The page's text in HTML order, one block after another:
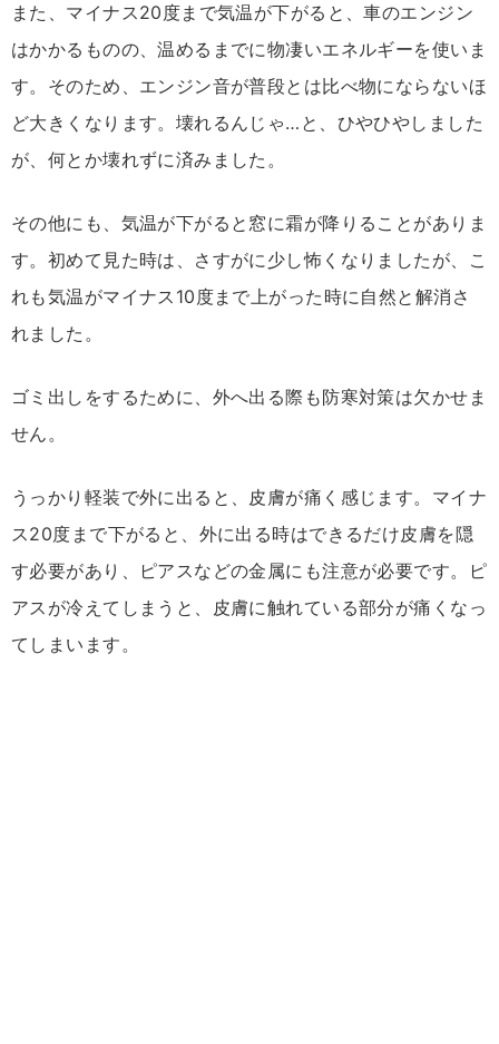
また、マイナス20度まで気温が下がると、車のエンジン
はかかるものの、温めるまでに物凄いエネルギーを使いま
す。そのため、エンジン音が普段とは比べ物にならないほ
ど大きくなります。壊れるんじゃ…と、ひやひやしました
が、何とか壊れずに済みました。
その他にも、気温が下がると窓に霜が降りることがありま
す。初めて見た時は、さすがに少し怖くなりましたが、こ
れも気温がマイナス10度まで上がった時に自然と解消さ
れました。
ゴミ出しをするために、外へ出る際も防寒対策は欠かせま
せん。
うっかり軽装で外に出ると、皮膚が痛く感じます。マイナ
ス20度まで下がると、外に出る時はできるだけ皮膚を隠
す必要があり、ピアスなどの金属にも注意が必要です。ピ
アスが冷えてしまうと、皮膚に触れている部分が痛くなっ
てしまいます。